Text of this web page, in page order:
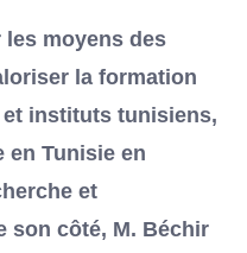
moyens des
la formation
instituts tunisiens,
en Tunisie en
et
son côté, M. Béchir